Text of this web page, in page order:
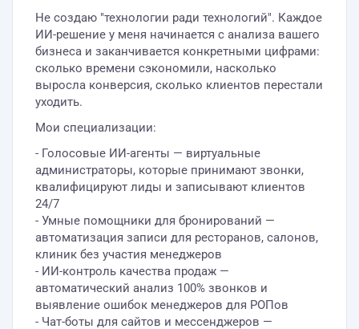
Не создаю "технологии ради технологий". Каждое
ИИ-решение у меня начинается с анализа вашего
бизнеса и заканчивается конкретными цифрами:
сколько времени сэкономили, насколько
выросла конверсия, сколько клиентов перестали
уходить.
Мои специализации:
- Голосовые ИИ-агенты — виртуальные
администраторы, которые принимают звонки,
квалифицируют лиды и записывают клиентов
24/7
- Умные помощники для бронирований —
автоматизация записи для ресторанов, салонов,
клиник без участия менеджеров
- ИИ-контроль качества продаж —
автоматический анализ 100% звонков и
выявление ошибок менеджеров для РОПов
- Чат-боты для сайтов и мессенджеров —